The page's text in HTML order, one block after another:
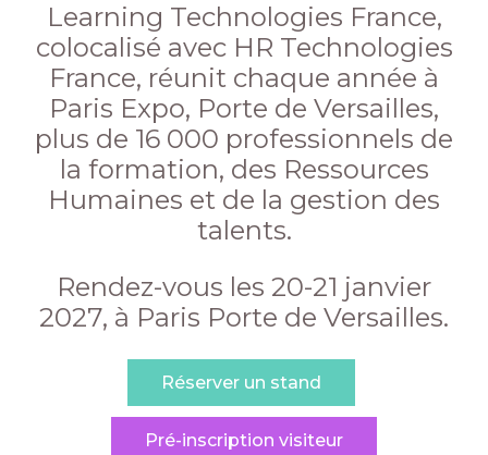
Learning Technologies France,
colocalisé avec HR Technologies
France, réunit chaque année à
Paris Expo, Porte de Versailles,
plus de 16 000 professionnels de
la formation, des Ressources
Humaines et de la gestion des
talents.
Rendez-vous les 20-21 janvier
2027, à Paris Porte de Versailles.
Réserver un stand
Pré-inscription visiteur